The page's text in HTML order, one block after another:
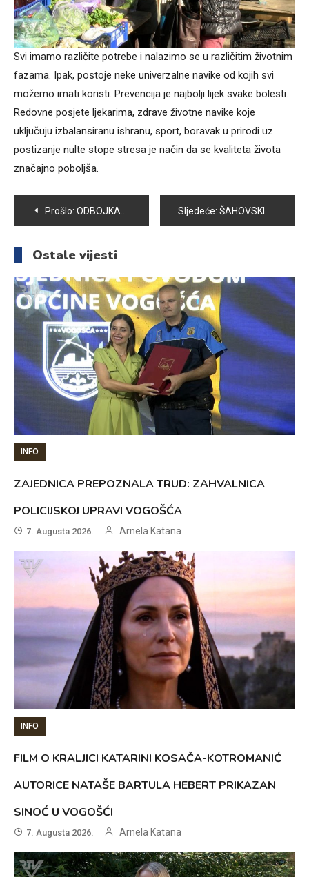
Svi imamo različite potrebe i nalazimo se u različitim životnim
fazama. Ipak, postoje neke univerzalne navike od kojih svi
možemo imati koristi. Prevencija je najbolji lijek svake bolesti.
Redovne posjete ljekarima, zdrave životne navike koje
uključuju izbalansiranu ishranu, sport, boravak u prirodi uz
postizanje nulte stope stresa je način da se kvaliteta života
značajno poboljša.
Navigacija
članaka
Prošlo: ODBOJKAŠKI KLUB SA VOLLEY BOLJI OD VOGOŠĆE Sljedeće: ŠAHOVSKI KLUB VOGOŠĆA ISPUNIO SVE PLANIRANE AKTIVNOSTI U 2021.GODINI
Ostale vijesti
INFO
ZAJEDNICA PREPOZNALA TRUD: ZAHVALNICA
POLICIJSKOJ UPRAVI VOGOŠĆA
7. Augusta 2026. Arnela Katana
INFO
FILM O KRALJICI KATARINI KOSAČA-KOTROMANIĆ
AUTORICE NATAŠE BARTULA HEBERT PRIKAZAN
SINOĆ U VOGOŠĆI
7. Augusta 2026. Arnela Katana